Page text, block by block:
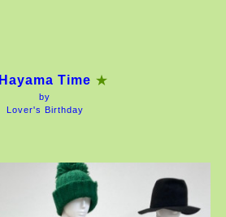
Hayama Time ★
by
Lover's Birthday